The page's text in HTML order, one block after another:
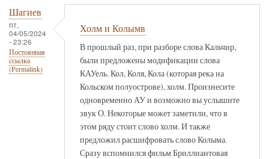
Шагиев
пт,
04/05/2024
- 23:26
Постоянная
ссылка
(Permalink)
Холм и Колымв
В прошлый раз, при разборе слова Кальчир,
были предложены модификации слова
КАУель. Кол, Коля, Кола (которая река на
Кольском полуострове), холм. Произнесите
одновременно АУ и возможно вы услышите
звук О. Некоторые может заметили, что в
этом ряду стоит слово холм. И также
предложил расшифровать слово Колыма.
Сразу вспомнился фильм Бриллиантовая